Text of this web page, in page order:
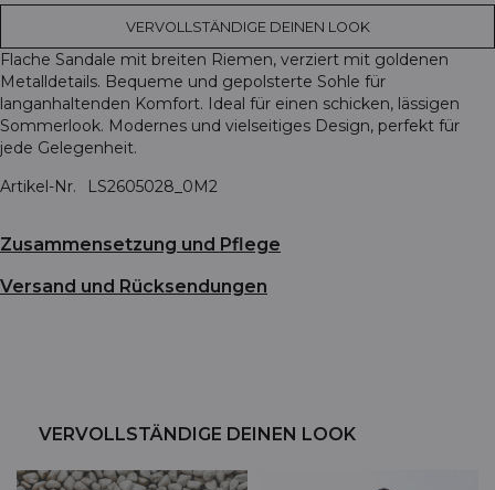
VERVOLLSTÄNDIGE DEINEN LOOK
Flache Sandale mit breiten Riemen, verziert mit goldenen
Metalldetails. Bequeme und gepolsterte Sohle für
langanhaltenden Komfort. Ideal für einen schicken, lässigen
Sommerlook. Modernes und vielseitiges Design, perfekt für
jede Gelegenheit.
Artikel-Nr.
LS2605028_0M2
Zusammensetzung und Pflege
Versand und Rücksendungen
VERVOLLSTÄNDIGE DEINEN LOOK